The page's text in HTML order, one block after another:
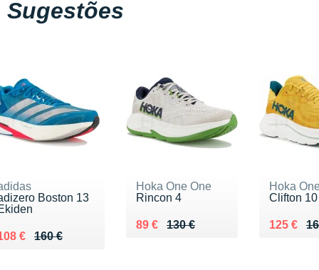
Sugestões
Boston 13
160 €
lieu de 160 €
€ 108 €
Hoka One One
Rincon 4
130 €
Au lieu de 130 €
89 €
Vendu 89 €
Hoka
Clifton 10
Au lieu
125 €
Vendu